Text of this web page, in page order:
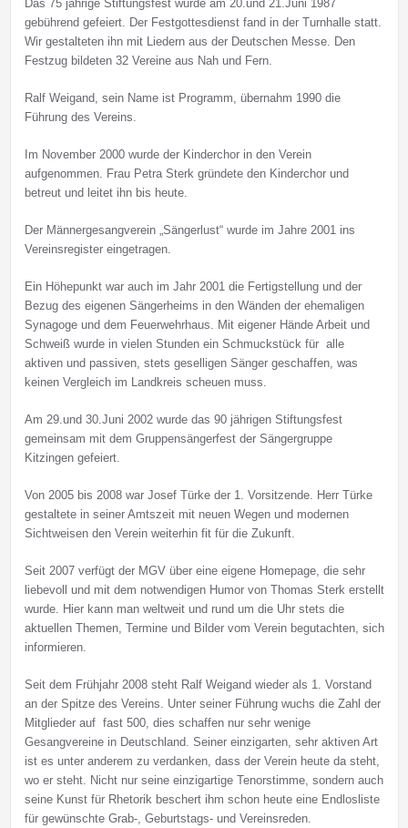
Das 75 jährige Stiftungsfest wurde am 20.und 21.Juni 1987
gebührend gefeiert. Der Festgottesdienst fand in der Turnhalle statt.
Wir gestalteten ihn mit Liedern aus der Deutschen Messe. Den
Festzug bildeten 32 Vereine aus Nah und Fern.
Ralf Weigand, sein Name ist Programm, übernahm 1990 die
Führung des Vereins.
Im November 2000 wurde der Kinderchor in den Verein
aufgenommen. Frau Petra Sterk gründete den Kinderchor und
betreut und leitet ihn bis heute.
Der Männergesangverein „Sängerlust“ wurde im Jahre 2001 ins
Vereinsregister eingetragen.
Ein Höhepunkt war auch im Jahr 2001 die Fertigstellung und der
Bezug des eigenen Sängerheims in den Wänden der ehemaligen
Synagoge und dem Feuerwehrhaus. Mit eigener Hände Arbeit und
Schweiß wurde in vielen Stunden ein Schmuckstück für alle
aktiven und passiven, stets geselligen Sänger geschaffen, was
keinen Vergleich im Landkreis scheuen muss.
Am 29.und 30.Juni 2002 wurde das 90 jährigen Stiftungsfest
gemeinsam mit dem Gruppensängerfest der Sängergruppe
Kitzingen gefeiert.
Von 2005 bis 2008 war Josef Türke der 1. Vorsitzende. Herr Türke
gestaltete in seiner Amtszeit mit neuen Wegen und modernen
Sichtweisen den Verein weiterhin fit für die Zukunft.
Seit 2007 verfügt der MGV über eine eigene Homepage, die sehr
liebevoll und mit dem notwendigen Humor von Thomas Sterk erstellt
wurde. Hier kann man weltweit und rund um die Uhr stets die
aktuellen Themen, Termine und Bilder vom Verein begutachten, sich
informieren.
Seit dem Frühjahr 2008 steht Ralf Weigand wieder als 1. Vorstand
an der Spitze des Vereins. Unter seiner Führung wuchs die Zahl der
Mitglieder auf fast 500, dies schaffen nur sehr wenige
Gesangvereine in Deutschland. Seiner einzigarten, sehr aktiven Art
ist es unter anderem zu verdanken, dass der Verein heute da steht,
wo er steht. Nicht nur seine einzigartige Tenorstimme, sondern auch
seine Kunst für Rhetorik beschert ihm schon heute eine Endlosliste
für gewünschte Grab-, Geburtstags- und Vereinsreden.